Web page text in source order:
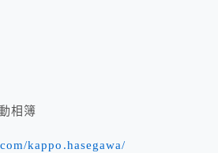
kappo.hasegawa/